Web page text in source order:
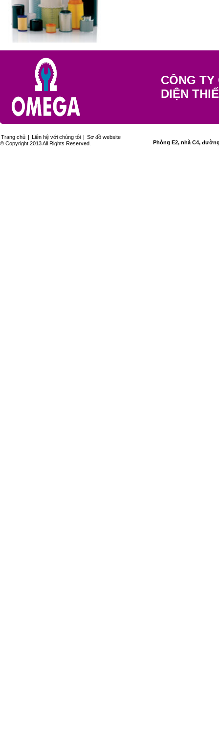
CÔNG
DIỆN
Trang chủ | Liên hệ với chúng tôi | Sơ đồ website
© Copyright 2013 All Rights Reserved.
Phòng E2, nhà C4,